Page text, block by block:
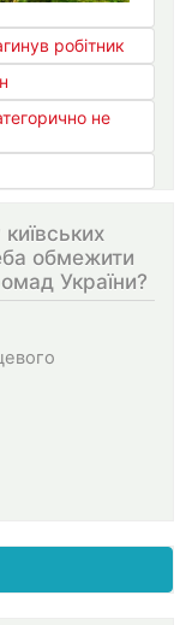
робітник
не
обмежити
України?